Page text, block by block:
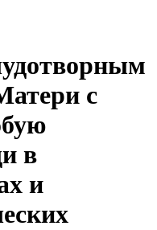
с
в
и